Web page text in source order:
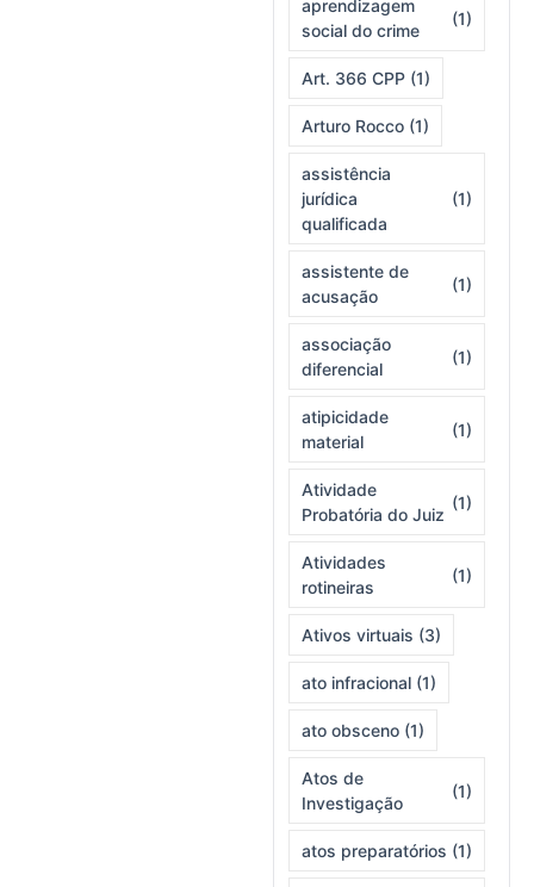
aprendizagem
social do crime
(1)
Art. 366 CPP (1)
Arturo Rocco (1)
assistência
jurídica
qualificada
(1)
assistente de
acusação
(1)
associação
diferencial
(1)
atipicidade
material
(1)
Atividade
Probatória do Juiz
(1)
Atividades
rotineiras
(1)
Ativos virtuais (3)
ato infracional (1)
ato obsceno (1)
Atos de
Investigação
(1)
atos preparatórios (1)